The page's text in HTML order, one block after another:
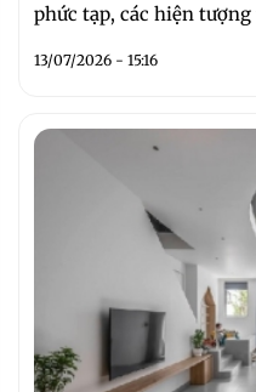
phức tạp, các hiện tượng
13/07/2026 - 15:16